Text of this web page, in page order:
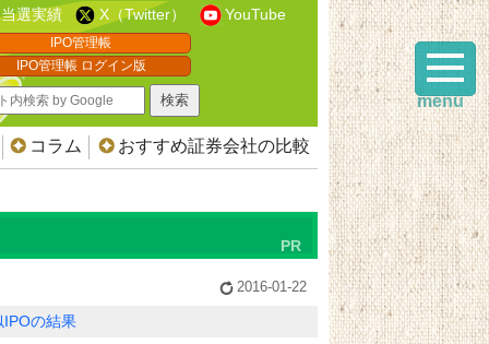
当選実績 X（Twitter） YouTube
IPO管理帳
IPO管理帳 ログイン版
コラム おすすめ証券会社の比較
2016-01-22
IPOの結果
menu